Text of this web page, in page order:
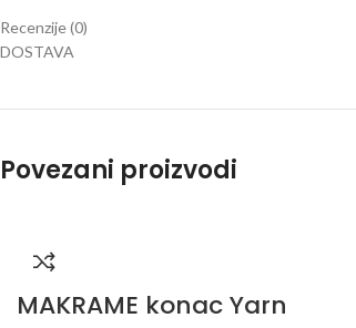
Recenzije (0)
DOSTAVA
Povezani proizvodi
MAKRAME konac Yarn